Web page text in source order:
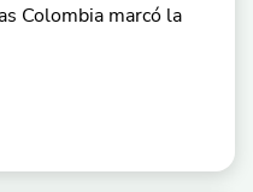
Colombia marcó la